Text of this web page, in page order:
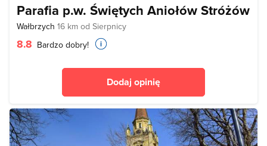
Parafia p.w. Świętych Aniołów Stróżów
Wałbrzych 16 km od Sierpnicy
8.8 Bardzo dobry!
Dodaj opinię